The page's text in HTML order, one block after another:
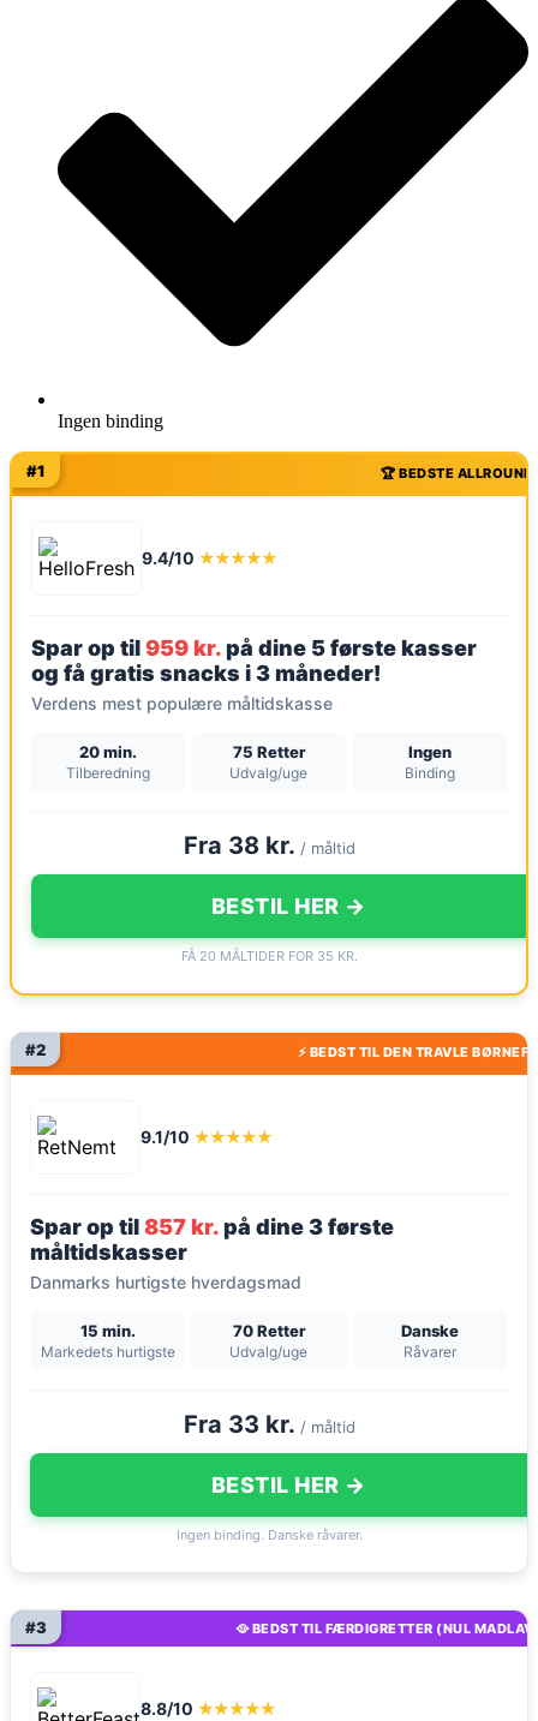
Ingen binding
🏆 BEDSTE ALLROUND
#1
9.4/10 ★★★★★
Spar op til959 kr.på dine 5 første kasser
og få gratis snacks i 3 måneder!
Verdens mest populære måltidskasse
20 min.
Tilberedning
75 Retter
Udvalg/uge
Ingen
Binding
Fra 38 kr. / måltid
BESTIL HER →
FÅ 20 MÅLTIDER FOR 35 KR.
⚡ BEDST TIL DEN TRAVLE
#2
9.1/10 ★★★★★
Spar op til857 kr.på dine 3 første
måltidskasser
Danmarks hurtigste hverdagsmad
15 min.
Markedets hurtigste
70 Retter
Udvalg/uge
Danske
Råvarer
Fra 33 kr. / måltid
BESTIL HER →
Ingen binding. Danske råvarer.
🥘 BEDST TIL FÆRDIGRETTER (NUL
#3
8.8/10 ★★★★★